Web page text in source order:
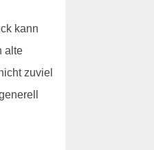
kann
alte
zuviel